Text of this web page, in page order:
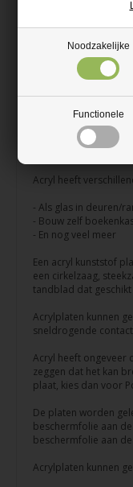
Noodzakelijke
Functionele
Eenvoudig te
steekzaag of een
Topkwaliteit van
Wit Hoogglans acryl
binnenshuis en
Acryl heeft
- Als glas in deuren/
- Bouw zelf
- En nog veel meer
Een acryl kunststof
een cirkelzaag,
tandblad dat
Acrylplaten kunnen
sneldrogende
Acryl heeft ongeveer
zeggen dat het kan
plaat, kies dan voor
De platen worden
beschermfolie aan
beschermfolie aan
Acrylplaten kunnen